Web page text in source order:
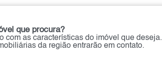
que procura?
com as características do imóvel que deseja.
da região entrarão em contato.